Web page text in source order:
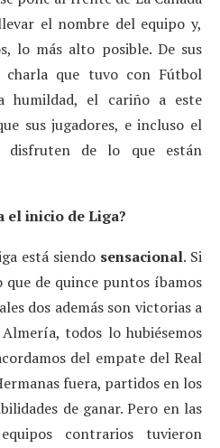
el nombre del equipo y,
lo más alto posible. De sus
charla que tuvo con Fútbol
humildad, el cariño a este
sus jugadores, e incluso el
disfruten de lo que están
el inicio de Liga?
está siendo sensacional. Si
que de quince puntos íbamos
dos además son victorias a
todos lo hubiésemos
del empate del Real
fuera, partidos en los
de ganar. Pero en las
contrarios tuvieron